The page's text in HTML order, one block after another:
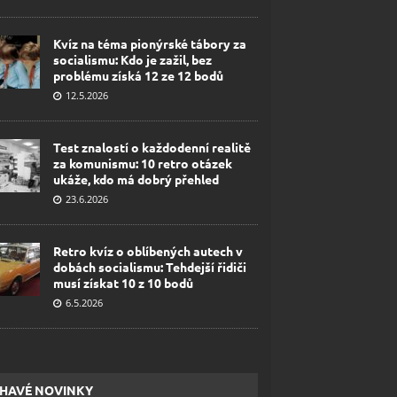
Kvíz na téma pionýrské tábory za
socialismu: Kdo je zažil, bez
problému získá 12 ze 12 bodů
12.5.2026
Test znalostí o každodenní realitě
za komunismu: 10 retro otázek
ukáže, kdo má dobrý přehled
23.6.2026
Retro kvíz o oblíbených autech v
dobách socialismu: Tehdejší řidiči
musí získat 10 z 10 bodů
6.5.2026
NOVINKY